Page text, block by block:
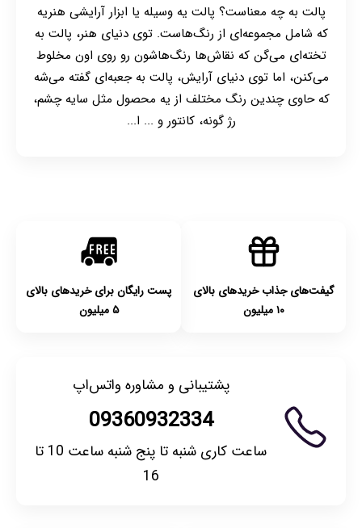
پالت به چه معناست؟ پالت یه وسیله یا ابزار آرایشی‌ هنریه
که شامل مجموعه‌ای از رنگ‌هاست. توی دنیای هنر، پالت به
تخته‌ای می‌گن که نقاش‌ها رنگ‌هاشون رو روی اون مخلوط
می‌کنن، اما توی دنیای آرایش، پالت به جعبه‌ای گفته می‌شه
که حاوی چندین رنگ مختلف از یه محصول مثل سایه چشم،
رژ گونه، کانتور و ... ا...
گیفت‌های جذاب خریدهای بالای
۱۰ میلیون
پست رایگان برای خریدهای بالای
۵ میلیون
پشتیبانی و مشاوره واتس‌اپ
09360932334
ساعت کاری شنبه تا پنج شنبه ساعت 10 تا
16